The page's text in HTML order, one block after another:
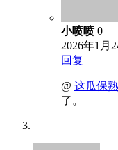
小喷喷 0
2026年1月
回复
@ 这瓜保
了。